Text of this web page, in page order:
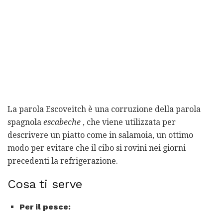
La parola Escoveitch è una corruzione della parola
spagnola escabeche , che viene utilizzata per
descrivere un piatto come in salamoia, un ottimo
modo per evitare che il cibo si rovini nei giorni
precedenti la refrigerazione.
Cosa ti serve
Per il pesce: